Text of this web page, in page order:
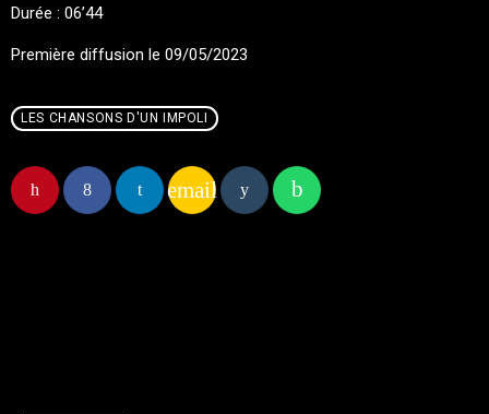
Durée : 06’44
Première diffusion le 09/05/2023
LES CHANSONS D'UN IMPOLI
email